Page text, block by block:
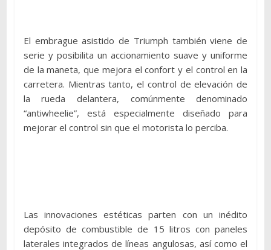
El embrague asistido de Triumph también viene de
serie y posibilita un accionamiento suave y uniforme
de la maneta, que mejora el confort y el control en la
carretera. Mientras tanto, el control de elevación de
la rueda delantera, comúnmente denominado
“antiwheelie”, está especialmente diseñado para
mejorar el control sin que el motorista lo perciba.
Las innovaciones estéticas parten con un inédito
depósito de combustible de 15 litros con paneles
laterales integrados de líneas angulosas, así como el